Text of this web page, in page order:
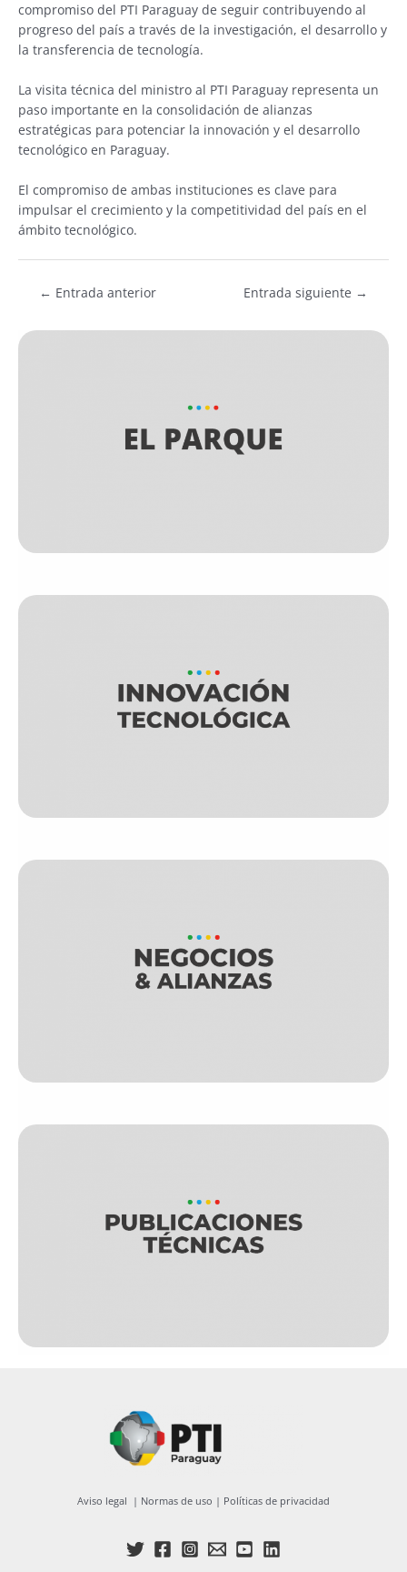
compromiso del PTI Paraguay de seguir contribuyendo al
progreso del país a través de la investigación, el desarrollo y
la transferencia de tecnología.
La visita técnica del ministro al PTI Paraguay representa un
paso importante en la consolidación de alianzas
estratégicas para potenciar la innovación y el desarrollo
tecnológico en Paraguay.
El compromiso de ambas instituciones es clave para
impulsar el crecimiento y la competitividad del país en el
ámbito tecnológico.
← Entrada anterior Entrada siguiente →
Aviso legal | Normas de uso | Políticas de privacidad